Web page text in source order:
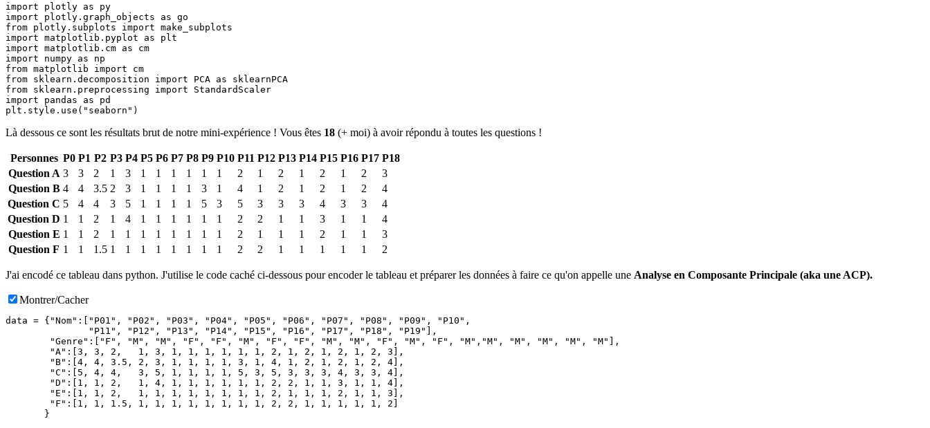
import plotly as py
import plotly.graph_objects as go
from plotly.subplots import make_subplots
import matplotlib.pyplot as plt
import matplotlib.cm as cm
import numpy as np
from matplotlib import cm
from sklearn.decomposition import PCA as sklearnPCA
from sklearn.preprocessing import StandardScaler
import pandas as pd
Là dessous ce sont les résultats brut de notre mini-expérience ! Vous êtes 18 (+ moi) à avoir répondu à toutes les questions !
Personnes P0 P1 P2 P3 P4 P5 P6 P7 P8 P9 P10 P11 P12 P13 P14 P15 P16 P17 P18
Question A 3 3 2 1 3 1 1 1 1 1 1 2 1 2 1 2 1 2
3
Question B 4 4 3.5 2 3 1 1 1 1 3 1 4 1 2 1 2 1 2
4
Question C 5 4 4 3 5 1 1 1 1 5 3 5 3 3 3 4 3 3
4
Question D 1 1 2 1 4 1 1 1 1 1 1 2 2 1 1 3 1 1
4
Question E 1 1 2 1 1 1 1 1 1 1 1 2 1 1 1 2 1 1
3
Question F 1 1 1.5 1 1 1 1 1 1 1 1 2 2 1 1 1 1 1 2
J'ai encodé ce tableau dans python. J'utilise le code caché ci-dessous pour encoder le tableau et préparer les données à faire ce qu'on appelle une Analyse en Composante Principale (aka une ACP).
Montrer/Cacher
data = {"Nom":["P01", "P02", "P03", "P04", "P05", "P06", "P07", "P08", "P09", "P10",
               "P11", "P12", "P13", "P14", "P15", "P16", "P17", "P18", "P19"],
        "Genre":["F", "M", "M", "F", "F", "M", "F", "F", "M", "M", "F", "M", "F", "M","M", "M", "M", "M", "M"],
        "A":[3, 3, 2,   1, 3, 1, 1, 1, 1, 1, 1, 2, 1, 2, 1, 2, 1, 2, 3],
        "B":[4, 4, 3.5, 2, 3, 1, 1, 1, 1, 3, 1, 4, 1, 2, 1, 2, 1, 2, 4],
        "C":[5, 4, 4,   3, 5, 1, 1, 1, 1, 5, 3, 5, 3, 3, 3, 4, 3, 3, 4],
        "D":[1, 1, 2,   1, 4, 1, 1, 1, 1, 1, 1, 2, 2, 1, 1, 3, 1, 1, 4],
        "E":[1, 1, 2,   1, 1, 1, 1, 1, 1, 1, 1, 2, 1, 1, 1, 2, 1, 1, 3],
        "F":[1, 1, 1.5, 1, 1, 1, 1, 1, 1, 1, 1, 2, 2, 1, 1, 1, 1, 1, 2]
       }